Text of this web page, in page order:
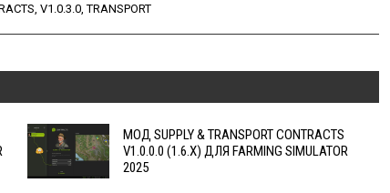
, V1.0.3.0,TRANSPORT
МОД SUPPLY & TRANSPORT CONTRACTS
V1.0.0.0 (1.6.X) ДЛЯ FARMING SIMULATOR
2025